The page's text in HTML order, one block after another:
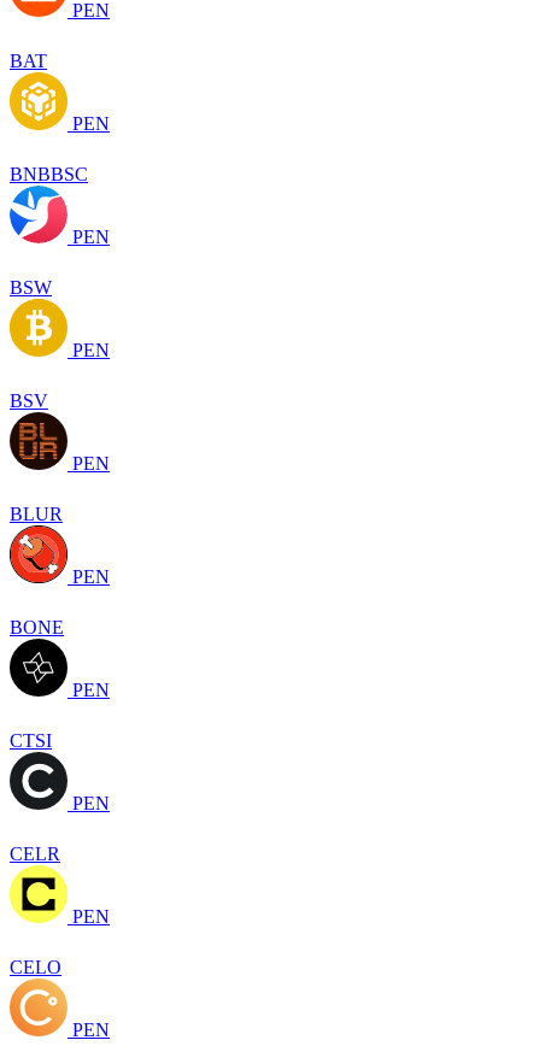
PEN
BAT
PEN
BNBBSC
PEN
BSW
PEN
BSV
PEN
BLUR
PEN
BONE
PEN
CTSI
PEN
CELR
PEN
CELO
PEN